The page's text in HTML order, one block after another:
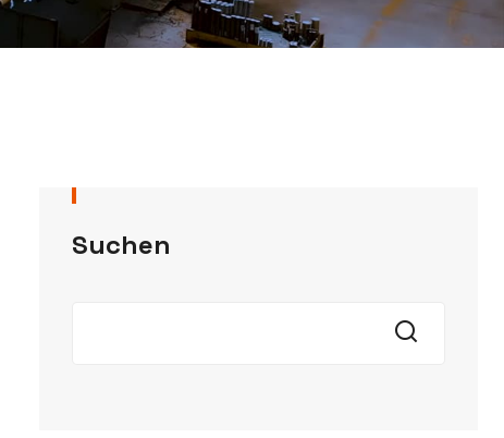
Suchen